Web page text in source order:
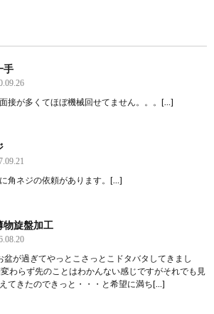
手
接が多くてほぼ機械回せてません。。。[…]
角ネジの依頼があります。[…]
物旋盤加工
盆が過ぎてやっとこさっとこドタバタしてきまし
わらず先のことはわかんない感じですがそれでも見
てきたのできっと・・・と希望に満ち[…]